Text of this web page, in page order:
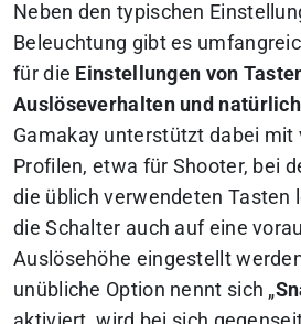
Neben den typischen
Beleuchtung gibt es
für die Einstellungen von
Auslöseverhalten und
Gamakay unterstützt dabei
Profilen, etwa für Shooter, bei
die üblich verwendeten Tasten
die Schalter auch auf eine
Auslösehöhe eingestellt
unübliche Option nennt sich „